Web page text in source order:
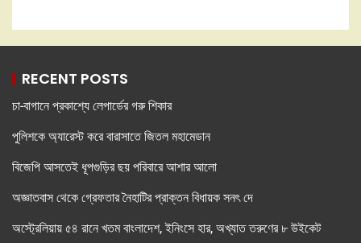
RECENT POSTS
চা-বাগানে প্রকাশ্যে লেপার্ডের গরু শিকার
পুলিশকে অ্যারেস্ট করে বারাসাতে জিতল মহামেডান
বিজেপি আসতেই ধূপগুড়ির ছয় পরিবারে আশার আলো
অজ্ঞাতবাস থেকে গ্রেফতার নৈহাটির প্রাক্তন বিধায়ক সনৎ দে
অস্ট্রেলিয়ায় ৫৪ রানে খতম বাংলাদেশ, ইনিংসে হার, অখ্যাত তরুণের ৮ উইকেট